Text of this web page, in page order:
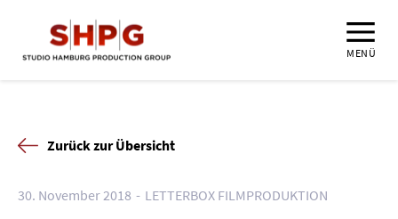
MENÜ
Zurück zur Übersicht
30. November 2018 LETTERBOX FILMPRODUKTION